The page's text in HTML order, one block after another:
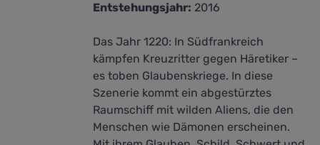
Entstehungsjahr: 2016
Das Jahr 1220: In Südfrankreich
kämpfen Kreuzritter gegen Häretiker –
es toben Glaubenskriege. In diese
Szenerie kommt ein abgestürztes
Raumschiff mit wilden Aliens, die den
Menschen wie Dämonen erscheinen.